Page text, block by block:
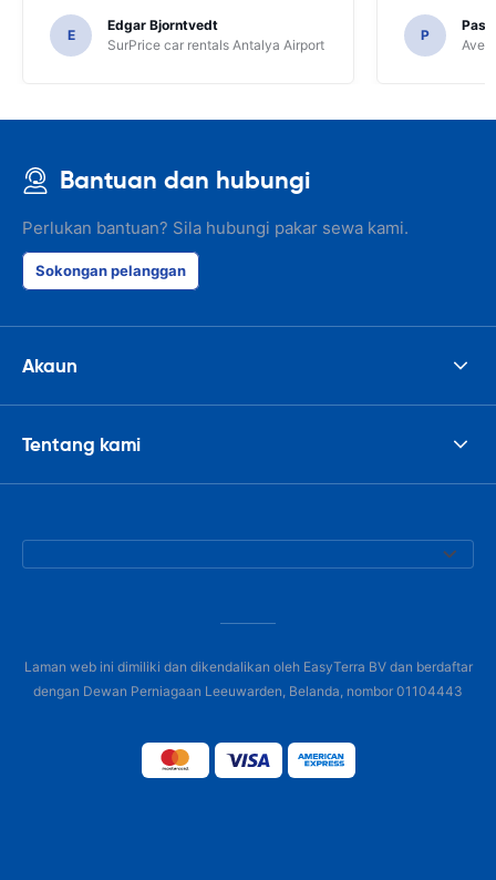
E
Edgar Bjorntvedt
SurPrice car rentals Antalya Airport
P
Avec
Bantuan dan hubungi
Perlukan bantuan? Sila hubungi pakar sewa kami.
Sokongan pelanggan
Akaun
Tentang kami
Laman web ini dimiliki dan dikendalikan oleh EasyTerra BV dan berdaftar
dengan Dewan Perniagaan Leeuwarden, Belanda, nombor 01104443